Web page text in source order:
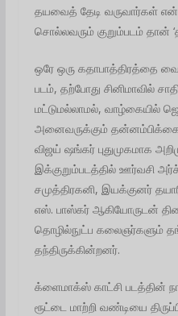
தயவைத் தேடி வருவார்கள்
சொல்லவரும் குறும்படம் தான்
ஒரே ஒரு கதாபாத்திரத்தை
படம், தற்போது சினிமாவில்
மட்டுமல்லாமல், வாழ்கையில்
அனைவருக்கும்
விஜய் ஷங்கர் புதுமுகமாக
இக்குறும்படத்தில் ஊர்வசி
சமுத்திரகனி, இயக்குனர்
எஸ். பாஸ்கர் ஆகியோருடன்
தொழில்நுட்ப கலைஞர்களும்
தந்திருக்கின்றனர்.
க்ளைமாக்ஸ் காட்சி படத்தின்
ரூட்டை மாற்றி வண்டியை